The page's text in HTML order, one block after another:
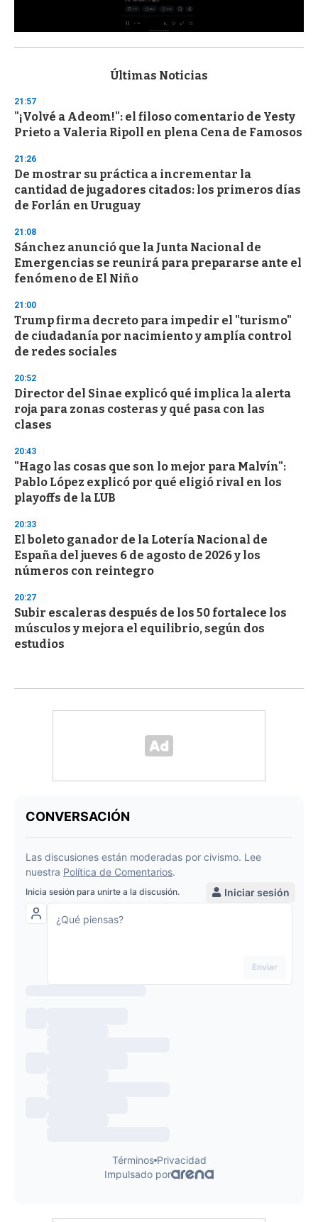
s
d
s
o
f
3
s
c
o
d
s
Últimas Noticias
21:57
"¡Volvé a Adeom!": el filoso comentario de Yesty
Prieto a Valeria Ripoll en plena Cena de Famosos
21:26
De mostrar su práctica a incrementar la
cantidad de jugadores citados: los primeros días
de Forlán en Uruguay
21:08
Sánchez anunció que la Junta Nacional de
Emergencias se reunirá para prepararse ante el
fenómeno de El Niño
21:00
Trump firma decreto para impedir el "turismo"
de ciudadanía por nacimiento y amplía control
de redes sociales
20:52
Director del Sinae explicó qué implica la alerta
roja para zonas costeras y qué pasa con las
clases
20:43
"Hago las cosas que son lo mejor para Malvín":
Pablo López explicó por qué eligió rival en los
playoffs de la LUB
20:33
El boleto ganador de la Lotería Nacional de
España del jueves 6 de agosto de 2026 y los
números con reintegro
20:27
Subir escaleras después de los 50 fortalece los
músculos y mejora el equilibrio, según dos
estudios